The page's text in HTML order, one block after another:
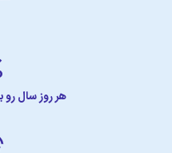
هر روز سال